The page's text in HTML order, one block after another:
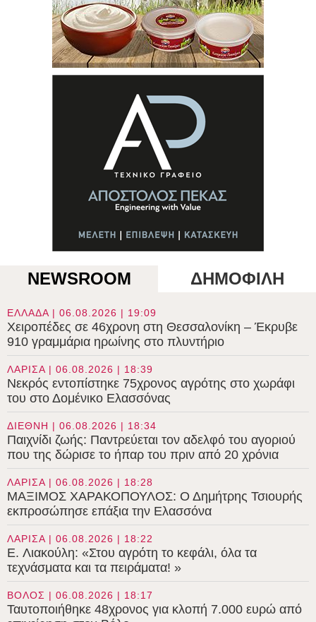
NEWSROOM ΔΗΜΟΦΙΛΗ
ΕΛΛΑΔΑ | 06.08.2026 | 19:09
Χειροπέδες σε 46χρονη στη Θεσσαλονίκη – Έκρυβε
910 γραμμάρια ηρωίνης στο πλυντήριο
ΛΑΡΙΣΑ | 06.08.2026 | 18:39
Νεκρός εντοπίστηκε 75χρονος αγρότης στο χωράφι
του στο Δομένικο Ελασσόνας
ΔΙΕΘΝΗ | 06.08.2026 | 18:34
Παιχνίδι ζωής: Παντρεύεται τον αδελφό του αγοριού
που της δώρισε το ήπαρ του πριν από 20 χρόνια
ΛΑΡΙΣΑ | 06.08.2026 | 18:28
ΜΑΞΙΜΟΣ ΧΑΡΑΚΟΠΟΥΛΟΣ: Ο Δημήτρης Τσιουρής
εκπροσώπησε επάξια την Ελασσόνα
ΛΑΡΙΣΑ | 06.08.2026 | 18:22
E. Λιακούλη: «Στου αγρότη το κεφάλι, όλα τα
τεχνάσματα και τα πειράματα! »
ΒΟΛΟΣ | 06.08.2026 | 18:17
Ταυτοποιήθηκε 48χρονος για κλοπή 7.000 ευρώ από